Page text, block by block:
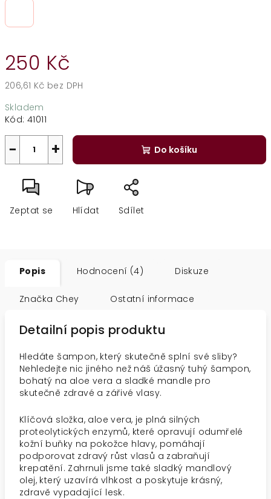
250 Kč
206,61 Kč bez DPH
cena:
Skladem
Kód: 41011
+
− Do košíku
Zeptat se Hlídat Sdílet
Popis Hodnocení (4) Diskuze
Značka Chey Ostatní informace
Detailní popis produktu
Hledáte šampon, který skutečně splní své sliby?
Nehledejte nic jiného než náš úžasný tuhý šampon,
bohatý na aloe vera a sladké mandle pro
skutečně zdravé a zářivé vlasy.
Klíčová složka, aloe vera, je plná silných
proteolytických enzymů, které opravují odumřelé
kožní buňky na pokožce hlavy, pomáhají
podporovat zdravý růst vlasů a zabraňují
krepatění. Zahrnuli jsme také sladký mandlový
olej, který uzavírá vlhkost a poskytuje krásný,
zdravě vypadající lesk.